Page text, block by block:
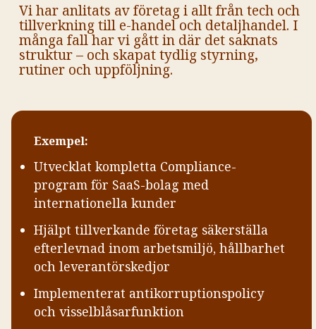
Vi har anlitats av företag i allt från tech och
tillverkning till e-handel och detaljhandel. I
många fall har vi gått in där det saknats
struktur – och skapat tydlig styrning,
rutiner och uppföljning.
Exempel:
Utvecklat kompletta Compliance-
program för SaaS-bolag med
internationella kunder
Hjälpt tillverkande företag säkerställa
efterlevnad inom arbetsmiljö, hållbarhet
och leverantörskedjor
Implementerat antikorruptionspolicy
och visselblåsarfunktion